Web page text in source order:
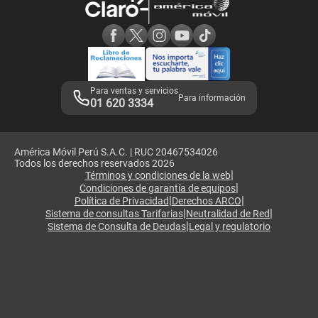
Adquirientes iPhone 6, 6S y SE
Mensaje de Seguridad
Términos y Condiciones de Tienda Claro
Libro de Reclamaciones
Legales de marketplace
Para ventas y servicios
01 620 3334 Para información
América Móvil Perú S.A.C. | RUC 20467534026
Todos los derechos reservados 2026
Términos y condiciones de la web|
Condiciones de garantía de equipos|
Política de Privacidad|Derechos ARCO|
Sistema de consultas Tarifarias|Neutralidad de Red|
Sistema de Consulta de Deudas|Legal y regulatorio